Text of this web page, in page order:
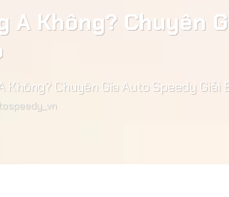
A Không? Chuyên
Không? Chuyên Gia Auto Speedy Giải